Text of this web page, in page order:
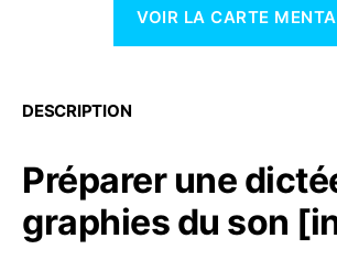
VOIR LA CARTE
DESCRIPTION
Préparer une
graphies du son